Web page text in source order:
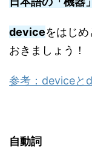
deviceをはじめ
おきましょう！
参考：deviceと
自動詞